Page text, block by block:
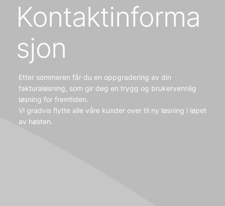
Kontaktinforma
sjon
Etter sommeren får du en oppgradering av din
fakturaløsning, som gir deg en trygg og brukervennlig
løsning for fremtiden.
Vi gradvis flytte alle våre kunder over til ny løsning i løpet
av høsten.